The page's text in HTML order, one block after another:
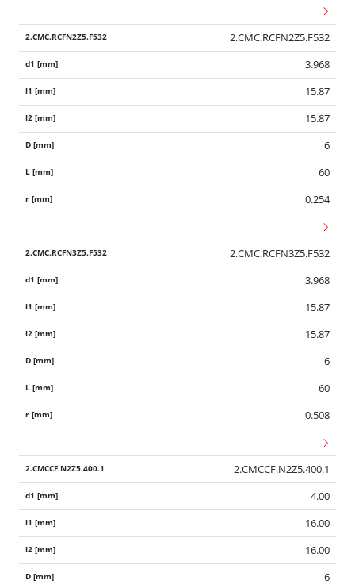
2.CMC.RCFN2Z5.F532
3.968
15.87
15.87
6
60
0.254
2.CMC.RCFN3Z5.F532
3.968
15.87
15.87
6
60
0.508
2.CMCCF.N2Z5.400.1
4.00
16.00
16.00
6